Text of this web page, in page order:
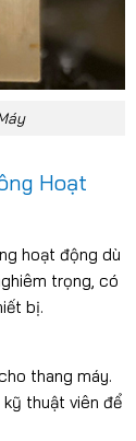
Hoạt
hoạt động dù
trọng, có
bị.
thang máy.
thuật viên để